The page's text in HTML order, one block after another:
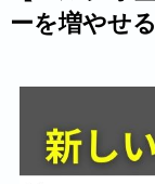
ーを増やせる